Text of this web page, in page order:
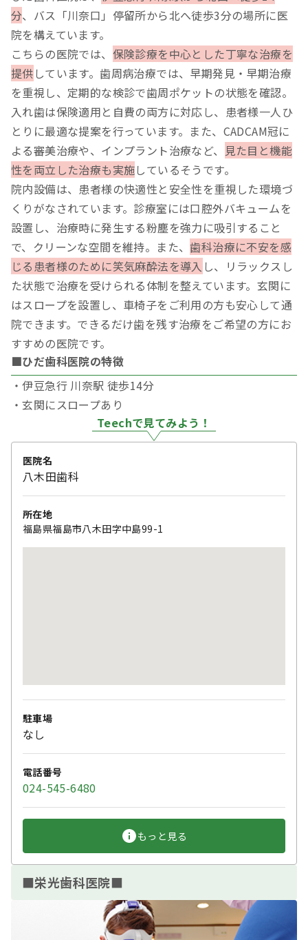
分、バス「川奈口」停留所から北へ徒歩3分の場所に医
院を構えています。
こちらの医院では、 保険診療を中心とした丁寧な治療を
提供 しています。歯周病治療では、早期発見・早期治療
を重視し、定期的な検診で歯周ポケットの状態を確認。
入れ歯は保険適用と自費の両方に対応し、患者様一人ひ
とりに最適な提案を行っています。また、CADCAM冠に
よる審美治療や、インプラント治療など、
見た目と機能
性を両立した治療も実施しているそうです。
院内設備は、患者様の快適性と安全性を重視した環境づ
くりがなされています。診療室には口腔外バキュームを
設置し、治療時に発生する粉塵を強力に吸引すること
で、クリーンな空間を維持。また、 歯科治療に不安を感
じる患者様のために笑気麻酔法を導入 し、リラックスし
た状態で治療を受けられる体制を整えています。玄関に
はスロープを設置し、車椅子をご利用の方も安心して通
院できます。できるだけ歯を残す治療をご希望の方にお
すすめの医院です。
■ひだ歯科医院の特徴
・伊豆急行 川奈駅 徒歩14分
・玄関にスロープあり
Teechで見てみよう！
医院名
八木田歯科
所在地
福島県福島市八木田字中島99-1
駐車場
なし
電話番号
024-545-6480
もっと見る
■栄光歯科医院■